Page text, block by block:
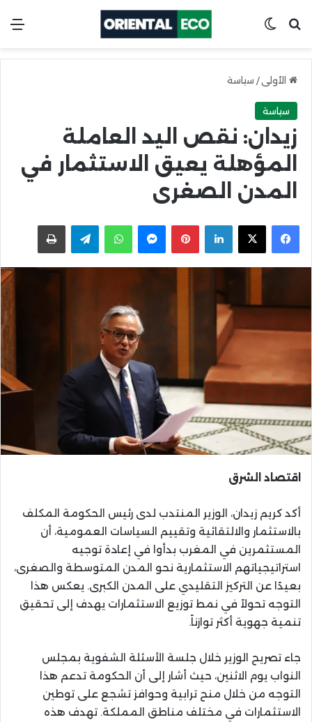
ابحث عنSwitch skin
الأولى / سياسة
سياسة
زيدان: نقص اليد العاملة
المؤهلة يعيق الاستثمار في
المدن الصغرى
Facebook
X
LinkedIn
Pinterest
Messenger
WhatsApp
Telegramاطبعها
اقتصاد الشرق
أكد كريم زيدان، الوزير المنتدب لدى رئيس الحكومة المكلف
بالاستثمار والالتقائية وتقييم السياسات العمومية، أن
المستثمرين في المغرب بدأوا في إعادة توجيه
استراتيجياتهم الاستثمارية نحو المدن المتوسطة والصغرى،
بعيدًا عن التركيز التقليدي على المدن الكبرى. يعكس هذا
التوجه تحولاً في نمط توزيع الاستثمارات يهدف إلى تحقيق
تنمية جهوية أكثر توازناً.
جاء تصريح الوزير خلال جلسة الأسئلة الشفوية بمجلس
النواب يوم الاثنين، حيث أشار إلى أن الحكومة تدعم هذا
التوجه من خلال منح ترابية وحوافز تشجع على توطين
الاستثمارات في مختلف مناطق المملكة. تهدف هذه